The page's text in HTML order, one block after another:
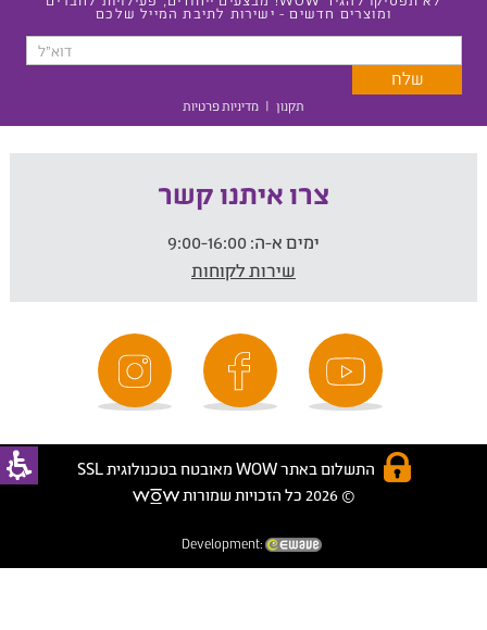
ומוצרים חדשים - ישירות לתיבת המייל שלכם
תקנון | מדיניות פרטיות
צרו איתנו קשר
ימים א-ה:
שירות לקוחות
התשלום באתר WOW מאובטח בטכנולוגית SSL
© 2026 כל הזכויות שמורות
Development: